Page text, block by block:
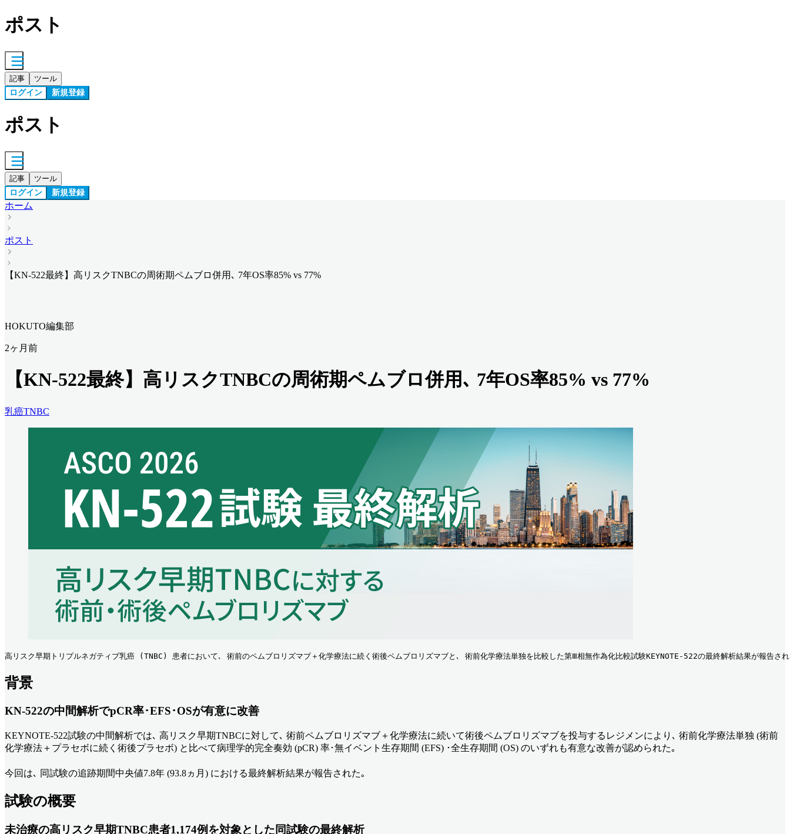
ポスト
記事 ツール
ログイン 新規登録
ポスト
記事 ツール
ログイン 新規登録
ホーム
ポスト
【KN-522最終】高リスクTNBCの周術期ペムブロ併用､ 7年OS率85% vs 77%
HOKUTO編集部
2ヶ月前
【KN-522最終】高リスクTNBCの周術期ペムブロ併用､ 7年OS率85% vs 77%
乳癌TNBC
高リスク早期トリプルネガティブ乳癌 (TNBC) 患者において､ 術前のペムブロリズマブ＋化学療法に続く術後ペムブロリズマブと､ 術前化学療法単独を比較した第Ⅲ相無作為化比較試験KEYNOTE-522の最終解析結
背景
KN-522の中間解析でpCR率･EFS･OSが有意に改善
KEYNOTE-522試験の中間解析では､ 高リスク早期TNBCに対して､ 術前ペムブロリズマブ＋化学療法に続いて術後ペムブロリズマブを投与するレジメンにより､ 術前化学療法単独 (術前
化学療法＋プラセボに続く術後プラセボ) と比べて病理学的完全奏効 (pCR) 率･無イベント生存期間 (EFS) ･全生存期間 (OS) のいずれも有意な改善が認められた｡
今回は､ 同試験の追跡期間中央値7.8年 (93.8ヵ月) における最終解析結果が報告された｡
試験の概要
未治療の高リスク早期TNBC患者1,174例を対象とした同試験の最終解析